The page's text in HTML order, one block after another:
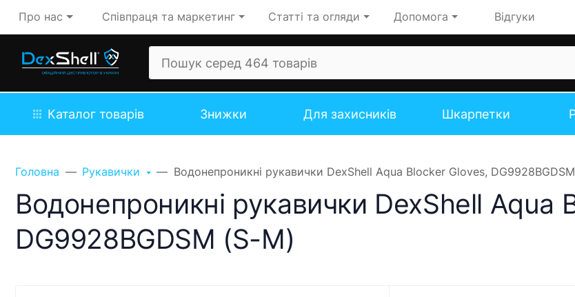
Про нас Співпраця та маркетинг Статті та огляди Допомога Відгуки
Каталог товарів Знижки Для захисників Шкарпетки
Головна Рукавички Водонепроникні рукавички DexShell Aqua Blocker Gloves,
Водонепроникні рукавички DexShell Aqua
DG9928BGDSM (S-M)